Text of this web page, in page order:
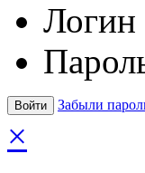
Логин
Забыли
×